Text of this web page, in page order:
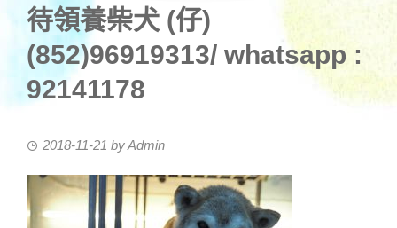
待領養柴犬 (仔)
(852)96919313/ whatsapp :
92141178
2018-11-21 byAdmin